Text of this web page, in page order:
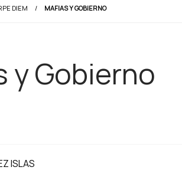
DIEM MAFIAS Y GOBIERNO
y Gobierno
ISLAS